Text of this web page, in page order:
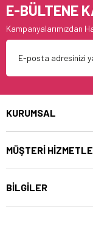
E-BÜLTENE
Kampanyalarımızdan
KURUMSAL
MÜŞTERİ
BİLGİLER